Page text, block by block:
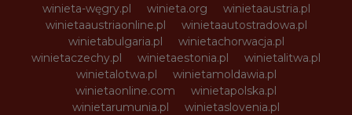
winieta-węgry.pl
winieta.org
winietaaustria.pl
winietaaustriaonline.pl
winietaautostradowa.pl
winietabulgaria.pl
winietachorwacja.pl
winietaczechy.pl
winietaestonia.pl
winietalitwa.pl
winietalotwa.pl
winietamoldawia.pl
winietaonline.com
winietapolska.pl
winietarumunia.pl
winietaslovenia.pl